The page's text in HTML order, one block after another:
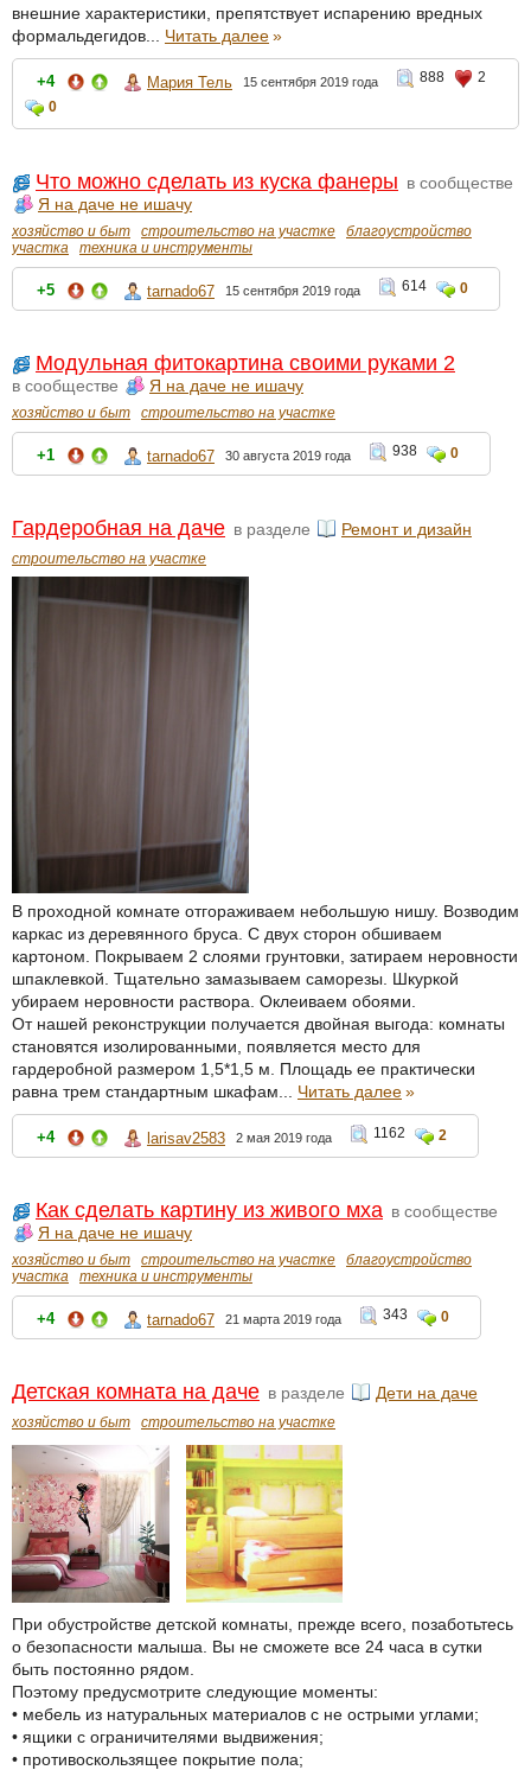
внешние характеристики, препятствует испарению вредных
формальдегидов... Читать далее»
+4 Мария Тель 15 сентября 2019 года 888
2
0
Что можно сделать из куска фанеры в сообществе
Я на даче не ишачу
хозяйство и быт строительство на участке
благоустройство
участка
техника и инструменты
+5 tarnado67 15 сентября 2019 года 614 0
Модульная фитокартина своими руками 2
в сообществе Я на даче не ишачу
хозяйство и быт строительство на участке
+1 tarnado67 30 августа 2019 года 938 0
Гардеробная на даче в разделе Ремонт и дизайн
строительство на участке
В проходной комнате отгораживаем небольшую нишу. Возводим
каркас из деревянного бруса. С двух сторон обшиваем
картоном. Покрываем 2 слоями грунтовки, затираем неровности
шпаклевкой. Тщательно замазываем саморезы. Шкуркой
убираем неровности раствора. Оклеиваем обоями.
От нашей реконструкции получается двойная выгода: комнаты
становятся изолированными, появляется место для
гардеробной размером 1,5*1,5 м. Площадь ее практически
равна трем стандартным шкафам... Читать далее»
+4 larisav2583 2 мая 2019 года 1162 2
Как сделать картину из живого мха в сообществе
Я на даче не ишачу
хозяйство и быт строительство на участке
благоустройство
участка
техника и инструменты
+4 tarnado67 21 марта 2019 года 343 0
Детская комната на даче в разделе Дети на даче
хозяйство и быт строительство на участке
При обустройстве детской комнаты, прежде всего, позаботьтесь
о безопасности малыша. Вы не сможете все 24 часа в сутки
быть постоянно рядом.
Поэтому предусмотрите следующие моменты:
• мебель из натуральных материалов с не острыми углами;
• ящики с ограничителями выдвижения;
• противоскользящее покрытие пола;